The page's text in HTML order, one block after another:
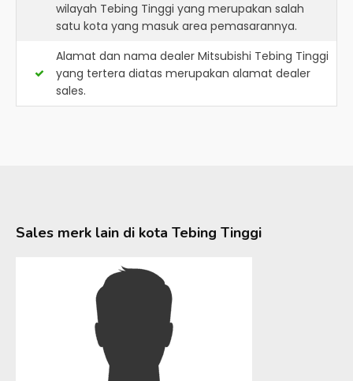
wilayah Tebing Tinggi yang merupakan salah
satu kota yang masuk area pemasarannya.
Alamat dan nama dealer Mitsubishi Tebing Tinggi
yang tertera diatas merupakan alamat dealer
sales.
Sales merk lain di kota Tebing Tinggi